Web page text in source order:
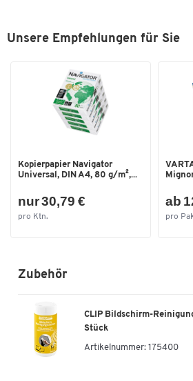
Unsere Empfehlungen für Sie
Kopierpapier Navigator
Universal, DIN A4, 80 g/m²,...
nur 30,79 €
pro Ktn.
ab
pro
Zubehör
CLIP Bildschirm-
Stück
Artikelnummer: 175400